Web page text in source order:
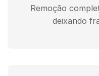
Remoção
deixando